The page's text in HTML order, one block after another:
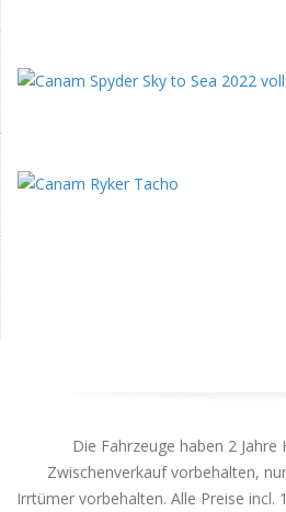
Die Fahrzeuge haben 2 Jahre
Zwischenverkauf vorbehalten,
Irrtümer vorbehalten. Alle Preise incl.